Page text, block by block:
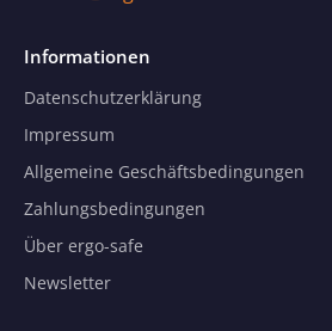
Informationen
Datenschutzerklärung
Impressum
Allgemeine Geschäftsbedingungen
Zahlungsbedingungen
Über ergo-safe
Newsletter